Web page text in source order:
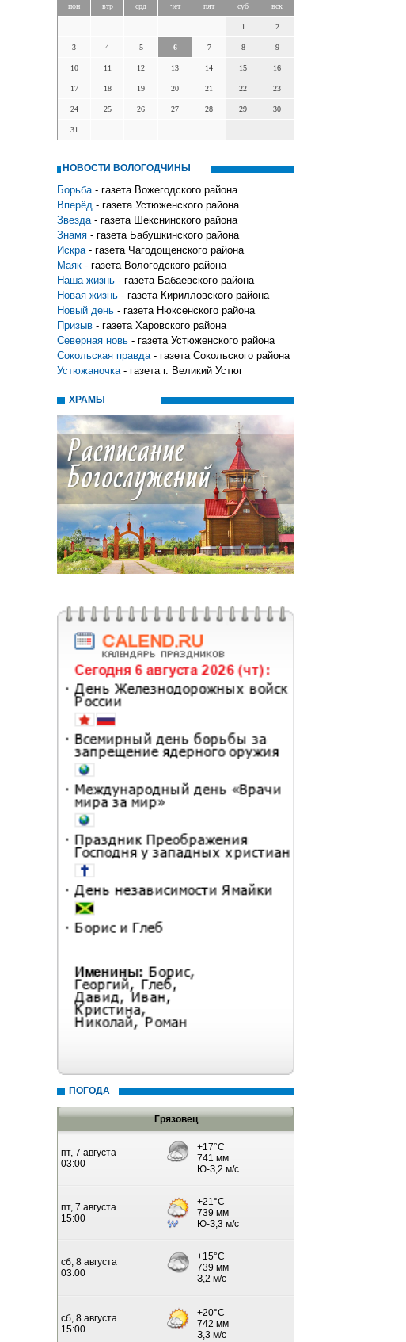
пон втр срд чет пят суб вск
1 2
3 4 5 6 7 8 9
10 11 12 13 14 15 16
17 18 19 20 21 22 23
24 25 26 27 28 29 30
31
НОВОСТИ ВОЛОГОДЧИНЫ
Борьба - газета Вожегодского района
Вперёд - газета Устюженского района
Звезда - газета Шекснинского района
Знамя - газета Бабушкинского района
Искра - газета Чагодощенского района
Маяк - газета Вологодского района
Наша жизнь - газета Бабаевского района
Новая жизнь - газета Кирилловского района
Новый день - газета Нюксенского района
Призыв - газета Харовского района
Северная новь - газета Устюженского района
Сокольская правда - газета Сокольского района
Устюжаночка - газета г. Великий Устюг
ХРАМЫ
ПОГОДА
Грязовец